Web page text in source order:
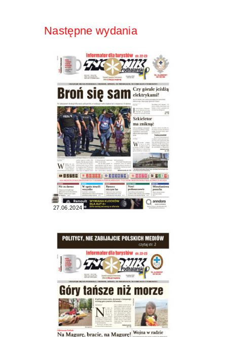
Następne wydania
27.06.2024